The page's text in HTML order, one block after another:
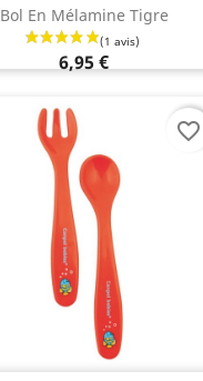
Bol En Mélamine Tigre
6,95 €
Aperçu rapide
favorite_border